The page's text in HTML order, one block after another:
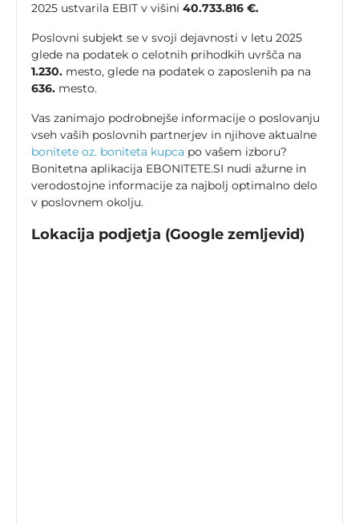
2025 ustvarila EBIT v višini 40.733.816 €.
Poslovni subjekt se v svoji dejavnosti v letu 2025
glede na podatek o celotnih prihodkih uvršča na
1.230. mesto, glede na podatek o zaposlenih pa na
636. mesto.
Vas zanimajo podrobnejše informacije o poslovanju
vseh vaših poslovnih partnerjev in njihove aktualne
bonitete oz. boniteta kupca po vašem izboru?
Bonitetna aplikacija EBONITETE.SI nudi ažurne in
verodostojne informacije za najbolj optimalno delo
v poslovnem okolju.
Lokacija podjetja (Google zemljevid)